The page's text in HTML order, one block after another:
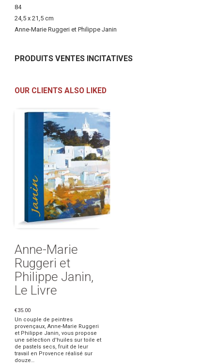
84
24,5 x 21,5 cm
Anne-Marie Ruggeri et Philippe Janin
PRODUITS VENTES INCITATIVES
OUR CLIENTS ALSO LIKED
Anne-Marie
Ruggeri et
Philippe Janin,
Le Livre
€35.00
Un couple de peintres
provençaux, Anne-Marie Ruggeri
et Philippe Janin, vous propose
une sélection d'huiles sur toile et
de pastels secs, fruit de leur
travail en Provence réalisé sur
douze…